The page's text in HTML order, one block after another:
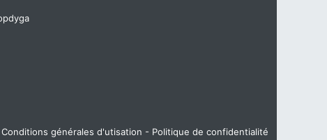
Conditions générales d'utisation - Politique de confidentialité